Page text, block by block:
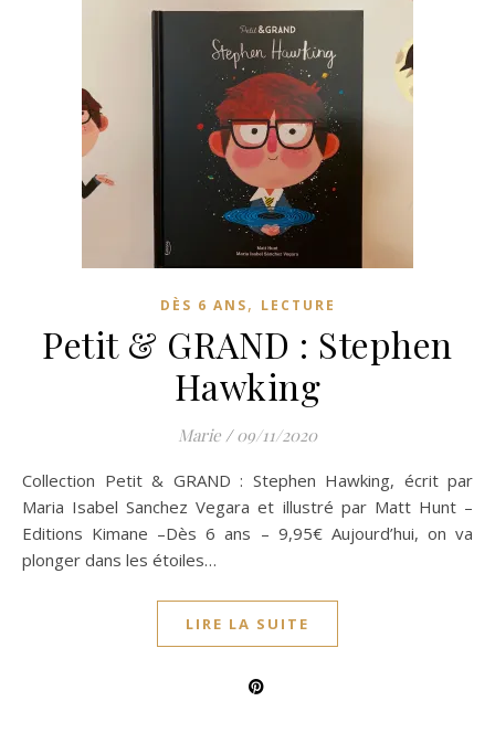
DÈS 6 ANS, LECTURE
Petit & GRAND : Stephen
Hawking
Marie / 09/11/2020
Collection Petit & GRAND : Stephen Hawking, écrit par
Maria Isabel Sanchez Vegara et illustré par Matt Hunt –
Editions Kimane –Dès 6 ans – 9,95€ Aujourd’hui, on va
plonger dans les étoiles…
LIRE LA SUITE